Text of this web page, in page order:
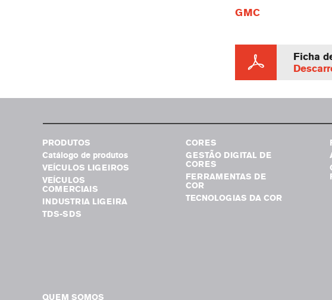
GMC
Ficha
PRODUTOS
Catálogo de produtos
VEÍCULOS LIGEIROS
VEÍCULOS
COMERCIAIS
INDUSTRIA LIGEIRA
TDS-SDS
CORES
GESTÃO DIGITAL DE
CORES
FERRAMENTAS DE
COR
TECNOLOGIAS DA COR
QUEM SOMOS